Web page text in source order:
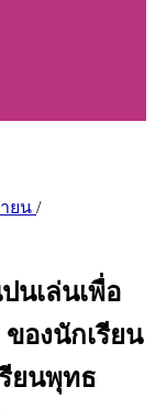
ยน /
นเล่นเพื่อ
องนักเรียน
ยนพุทธ